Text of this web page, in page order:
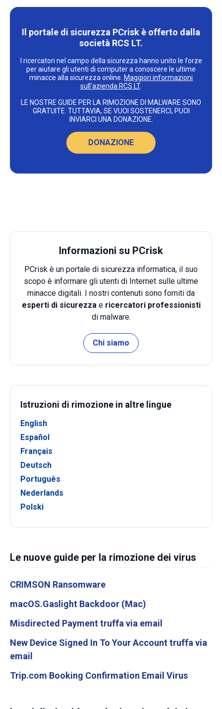
Il portale di sicurezza PCrisk è offerto dalla
società RCS LT.
I ricercatori nel campo della sicurezza hanno unito le forze
per aiutare gli utenti di computer a conoscere le ultime
minacce alla sicurezza online. Maggiori informazioni
sull'azienda RCS LT.
LE NOSTRE GUIDE PER LA RIMOZIONE DI MALWARE SONO
GRATUITE. TUTTAVIA, SE VUOI SOSTENERCI, PUOI
INVIARCI UNA DONAZIONE.
DONAZIONE
Informazioni su PCrisk
PCrisk è un portale di sicurezza informatica, il suo
scopo è informare gli utenti di Internet sulle ultime
minacce digitali. I nostri contenuti sono forniti da
esperti di sicurezzae ricercatori professionisti
di malware.
Chi siamo
Istruzioni di rimozione in altre lingue
English
Español
Français
Deutsch
Português
Nederlands
Polski
Le nuove guide per la rimozione dei virus
CRIMSON Ransomware
macOS.Gaslight Backdoor (Mac)
Misdirected Payment truffa via email
New Device Signed In To Your Account truffa via
email
Trip.com Booking Confirmation Email Virus